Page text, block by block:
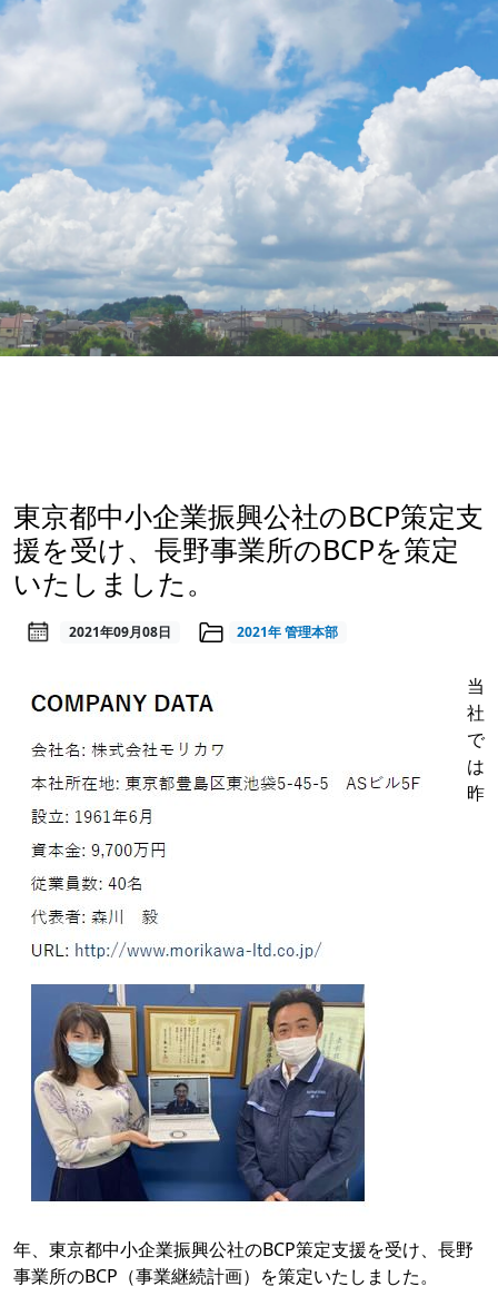
東京都中小企業振興公社のBCP策定支
援を受け、長野事業所のBCPを策定
いたしました。
2021年09月08日 2021年管理本部
当
社
で
は
昨
年、東京都中小企業振興公社のBCP策定支援を受け、長野
事業所のBCP（事業継続計画）を策定いたしました。